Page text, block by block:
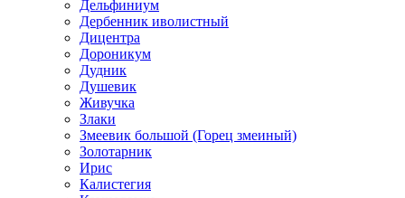
Дельфиниум
Дербенник иволистный
Дицентра
Дороникум
Дудник
Душевик
Живучка
Злаки
Змеевик большой (Горец змеиный)
Золотарник
Ирис
Калистегия